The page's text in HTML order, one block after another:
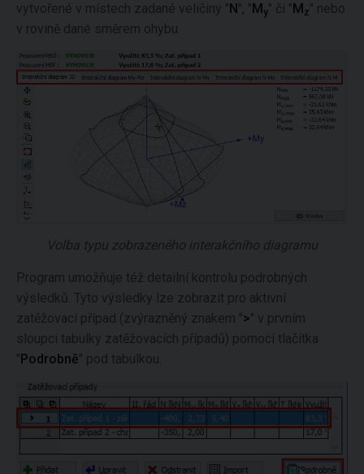
vytvořené v místech zadané veličiny " N ", " M y" či " M z" nebo
v rovině dané směrem ohybu.
Volba typu zobrazeného interakčního diagramu
Program umožňuje též detailní kontrolu podrobných
výsledků. Tyto výsledky lze zobrazit pro aktivní
zatěžovací případ (zvýrazněný znakem ">" v prvním
sloupci tabulky zatěžovacích případů) pomocí tlačítka
"Podrobně" pod tabulkou.